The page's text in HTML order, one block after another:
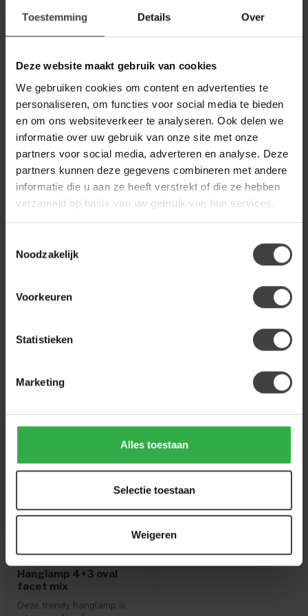
Toestemming Details Over
Deze website maakt gebruik van cookies
We gebruiken cookies om content en advertenties te
personaliseren, om functies voor social media te bieden
en om ons websiteverkeer te analyseren. Ook delen we
informatie over uw gebruik van onze site met onze
partners voor social media, adverteren en analyse. Deze
partners kunnen deze gegevens combineren met andere
informatie die u aan ze heeft verstrekt of die ze hebben
verzameld op basis van uw gebruik van hun services.
Noodzakelijk
Voorkeuren
Statistieken
Marketing
Alles toestaan
Selectie toestaan
Weigeren
WoonStijl Hanglamp 3L Globe
koper
299,00
149,00
WOONSTIJL
WoonStijl Plafondlamp Bar 7-
lichts Sienna bruin
Op voorraad
139,95
WOONSTIJL
WoonStijl Hanglamp 4+3L
Sfera tricolore Artic Zwart
Op voorraad
199,00
Of heb je hulp nodig bij de bestelling? Neem
gerust contact op met onze klantenservice
Recent bekeken
WOONSTIJL
Hanglamp 4+3 oval
facet mix
Deze trendy hanglamp is